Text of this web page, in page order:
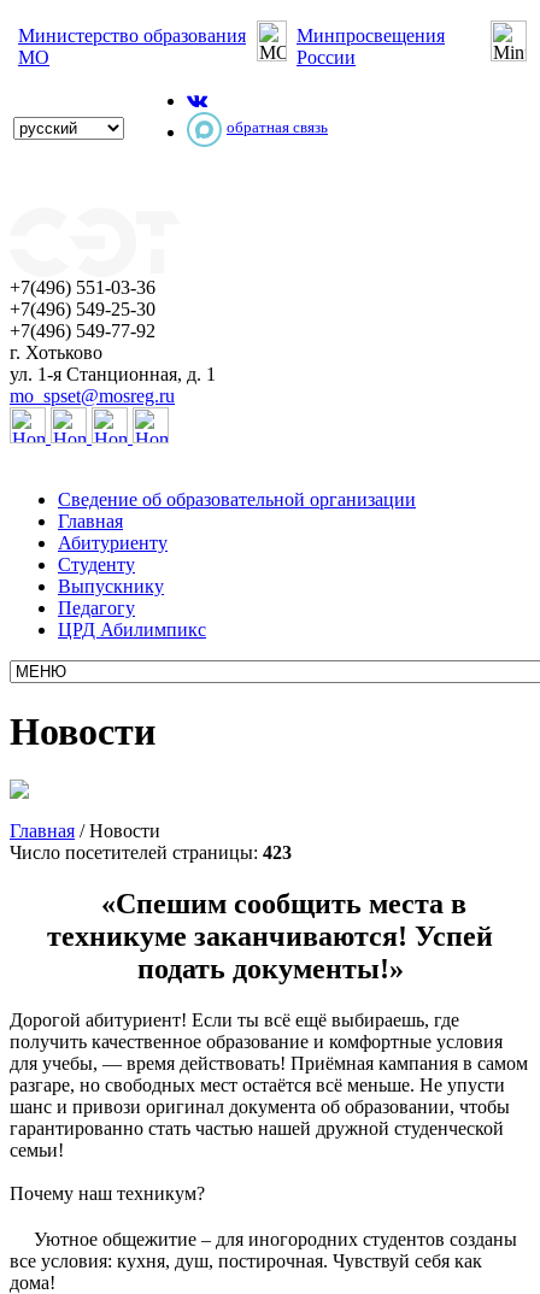
Министерство образования
МО
Минпросвещения
России
обратная связь
+7(496) 551-03-36
+7(496) 549-25-30
+7(496) 549-77-92
г. Хотьково
ул. 1-я Станционная, д. 1
mo_spset@mosreg.ru
Сведение об образовательной организации
Главная
Абитуриенту
Студенту
Выпускнику
Педагогу
ЦРД Абилимпикс
Новости
Главная /Новости
Число посетителей страницы: 423
«Спешим сообщить места в
техникуме заканчиваются! Успей
подать документы!»
Дорогой абитуриент! Если ты всё ещё выбираешь, где
получить качественное образование и комфортные условия
для учебы, — время действовать! Приёмная кампания в самом
разгаре, но свободных мест остаётся всё меньше. Не упусти
шанс и привози оригинал документа об образовании, чтобы
гарантированно стать частью нашей дружной студенческой
семьи!
Почему наш техникум?
Уютное общежитие – для иногородних студентов созданы
все условия: кухня, душ, постирочная. Чувствуй себя как
дома!